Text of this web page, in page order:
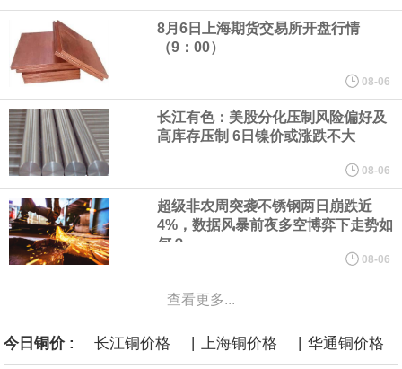
美国旧金山联邦储备银行行长戴利在东京的活动上讲话表示，关税
对通胀产生了明确影响。目前有部分证据显示，关税对通胀的影响
已开始消退。若中东战争结束，应会有助于通胀下行。
美联储戴利：在制定利率政策时，美联储面临不同类型的风险。完
全支持7月维持利率不变。联储仍需收集数据以确定未来政策走向。
据知情人士透露，凯文・沃什就任美联储主席以来，美国总统特朗
普已和他多次交谈，总统与央行负责人之间保持这样的沟通渠道，
有悖于近年惯例。
8月6日上海期货交易所开盘行情
（9：00）
08-06
长江有色：美股分化压制风险偏好及
高库存压制 6日镍价或涨跌不大
08-06
超级非农周突袭不锈钢两日崩跌近
4%，数据风暴前夜多空博弈下走势如
何？
08-06
查看更多...
今日铜价 : 长江铜价格 | 上海铜价格 | 华通铜价格